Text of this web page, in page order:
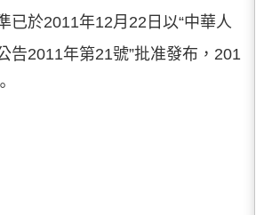
已於2011年12月22日以“中華人
告2011年第21號”批准發布，201